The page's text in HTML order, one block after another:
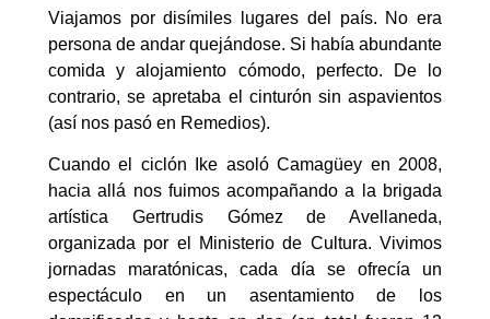
Viajamos por disímiles lugares del país. No era
persona de andar quejándose. Si había abundante
comida y alojamiento cómodo, perfecto. De lo
contrario, se apretaba el cinturón sin aspavientos
(así nos pasó en Remedios).
Cuando el ciclón Ike asoló Camagüey en 2008,
hacia allá nos fuimos acompañando a la brigada
artística Gertrudis Gómez de Avellaneda,
organizada por el Ministerio de Cultura. Vivimos
jornadas maratónicas, cada día se ofrecía un
espectáculo en un asentamiento de los